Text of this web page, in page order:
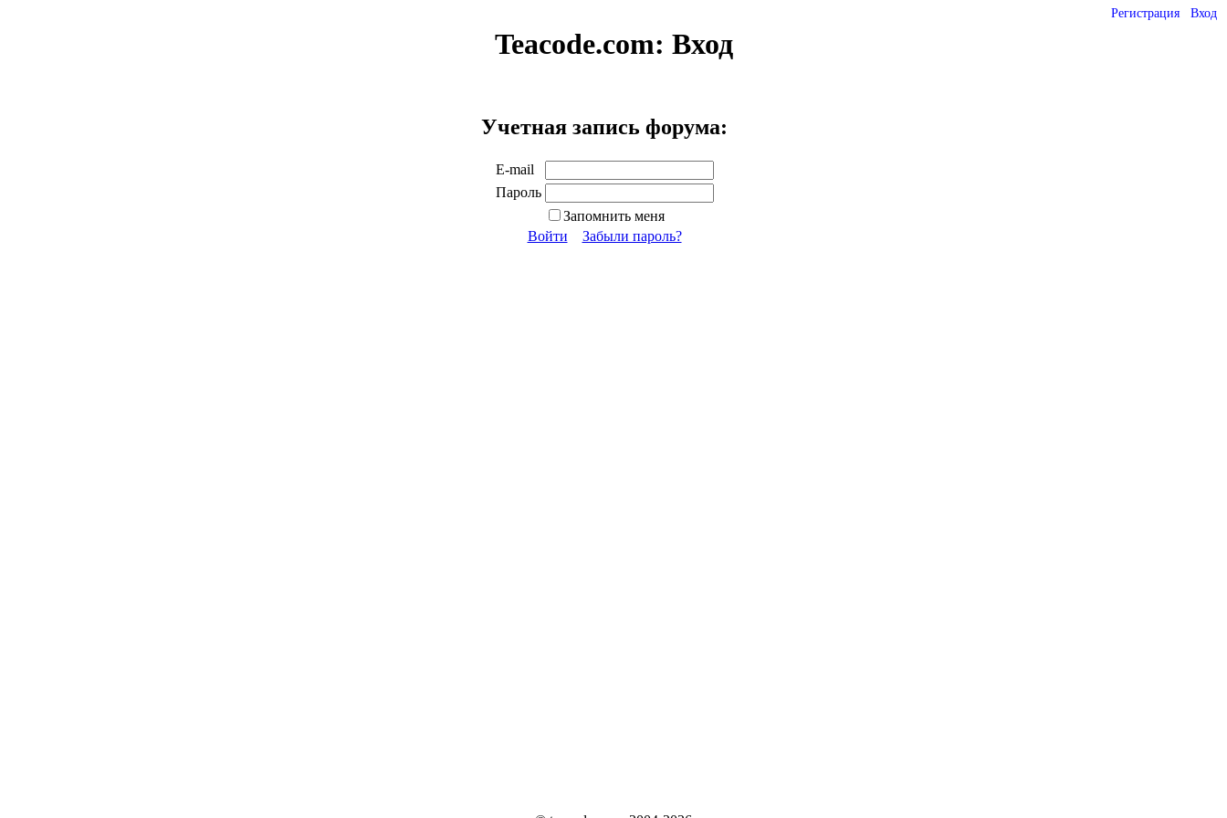
Регистрация Вход
Teacode.com: Вход
Учетная запись форума:
E-mail
Пароль
Запомнить меня
Войти
Забыли пароль?